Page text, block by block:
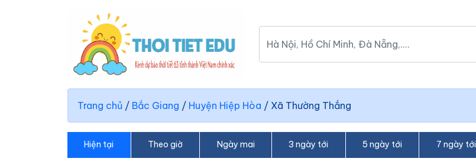
Trang chủ / Bắc Giang / Huyện Hiệp Hòa / Xã Thường Thắng
Hiện tại Theo giờ Ngày mai 3 ngày tới 5 ngày tới 7 ngày tới